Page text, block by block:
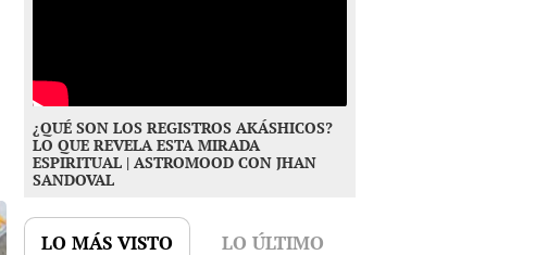
¿QUÉ SON LOS REGISTROS AKÁSHICOS?
LO QUE REVELA ESTA MIRADA
ESPIRITUAL | ASTROMOOD CON JHAN
SANDOVAL
LO MÁS VISTO LO ÚLTIMO